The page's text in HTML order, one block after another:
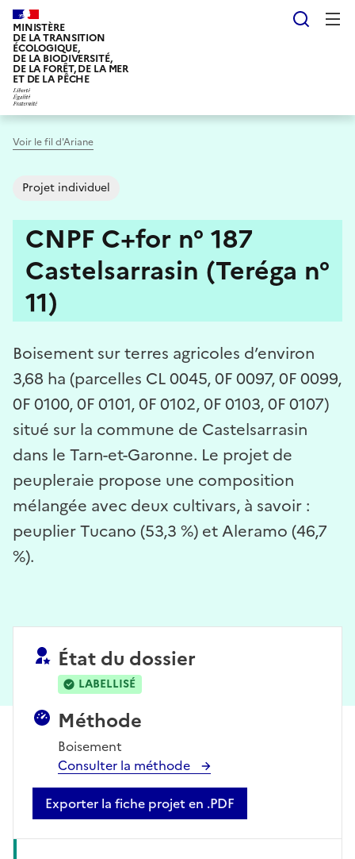
Aller
au
contenu
principal
MINISTÈRE
DE LA TRANSITION
ÉCOLOGIQUE,
DE LA BIODIVERSITÉ,
DE LA FORÊT, DE LA MER
ET DE LA PÊCHE
Voir le fil d'Ariane
Projet individuel
CNPF C+for n° 187
Castelsarrasin (Teréga n°
11)
Boisement sur terres agricoles d’environ
3,68 ha (parcelles CL 0045, 0F 0097, 0F 0099,
0F 0100, 0F 0101, 0F 0102, 0F 0103, 0F 0107)
situé sur la commune de Castelsarrasin
dans le Tarn-et-Garonne. Le projet de
peupleraie propose une composition
mélangée avec deux cultivars, à savoir :
peuplier Tucano (53,3 %) et Aleramo (46,7
%).
État du dossier
LABELLISÉ
Méthode
Boisement
Consulter la méthode
Exporter la fiche projet en .PDF